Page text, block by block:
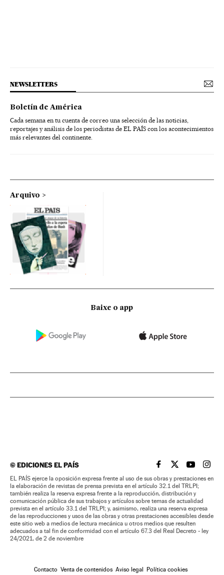
NEWSLETTERS
Boletín de América
Cada semana en tu cuenta de correo una selección de las noticias,
reportajes y análisis de los periodistas de EL PAÍS con los acontecimientos
más relevantes del continente.
Arquivo
Baixe o app
©EDICIONES EL PAÍS EL PAÍS BRASIL EN
EL PAÍSEL PAÍS
EL
EL PAÍS ejerce la oposición expresa frente al uso de sus obras y prestaciones en
la elaboración de revistas de prensa prevista en el artículo 32.1 del TRLPI;
también realiza la reserva expresa frente a la reproducción, distribución y
comunicación pública de sus trabajos y artículos sobre temas de actualidad
prevista en el artículo 33.1 del TRLPI; y, asimismo, realiza una reserva expresa
de las reproducciones y usos de las obras y otras prestaciones accesibles desde
este sitio web a medios de lectura mecánica u otros medios que resulten
adecuados a tal fin de conformidad con el artículo 67.3 del Real Decreto - ley
24/2021, de 2 de noviembre
Contacto Venta de contenidos Aviso legal Política cookies